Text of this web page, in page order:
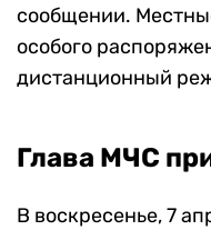
сообщении.
особого
дистанционный
Глава МЧС
В воскресенье, 7